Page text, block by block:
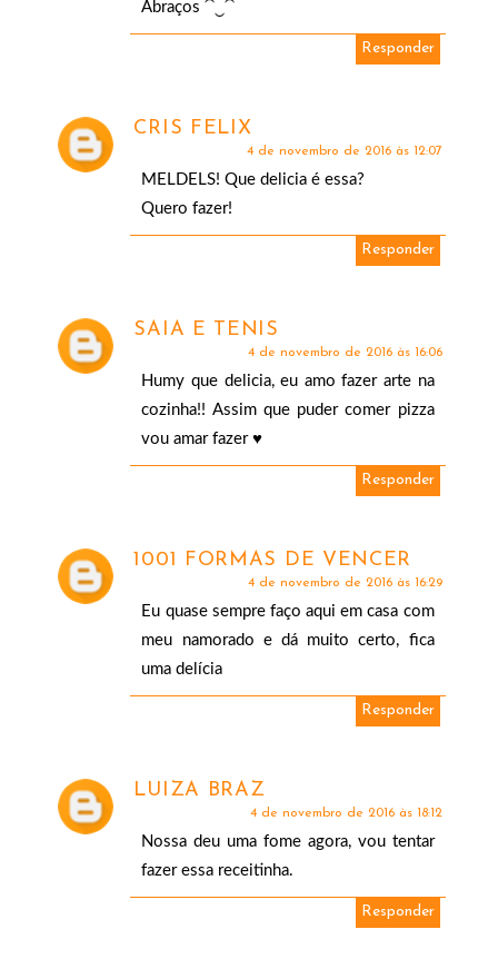
Abraços ⁀‿⁀
Responder
CRIS FELIX
4 de novembro de 2016 às 12:07
MELDELS! Que delicia é essa?
Quero fazer!
Responder
SAIA E TENIS
4 de novembro de 2016 às 16:06
Humy que delicia, eu amo fazer arte na
cozinha!! Assim que puder comer pizza
vou amar fazer ♥
Responder
1001 FORMAS DE VENCER
4 de novembro de 2016 às 16:29
Eu quase sempre faço aqui em casa com
meu namorado e dá muito certo, fica
uma delícia
Responder
LUIZA BRAZ
4 de novembro de 2016 às 18:12
Nossa deu uma fome agora, vou tentar
fazer essa receitinha.
Responder